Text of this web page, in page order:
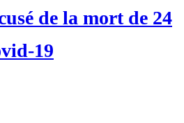
de la mort de 24
19